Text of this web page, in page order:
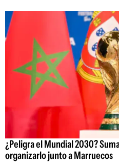
¿Peligra el Mundial 2030?
organizarlo junto a Marruecos